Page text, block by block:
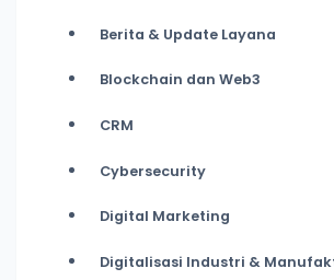
Berita & Update Layana
Blockchain dan Web3
CRM
Cybersecurity
Digital Marketing
Digitalisasi Industri &